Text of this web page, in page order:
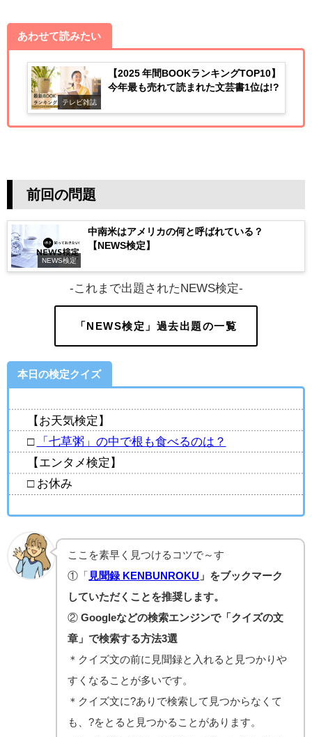
あわせて読みたい
テレビ雑誌
【2025 年間BOOKランキングTOP10】
今年最も売れて読まれた文芸書1位は!?
前回の問題
NEWS検定
中南米はアメリカの何と呼ばれている？
【NEWS検定】
-これまで出題されたNEWS検定-
「NEWS検定」過去出題の一覧
本日の検定クイズ
【お天気検定】
□
「七草粥」の中で根も食べるのは？
【エンタメ検定】
□ お休み
ここを素早く見つけるコツで～す
①「 見聞録 KENBUNROKU 」をブックマーク
していただくことを推奨します。
②Googleなどの検索エンジンで「クイズの文
章」で検索する方法3選
＊クイズ文の前に見聞録と入れると見つかりや
すくなることが多いです。
＊クイズ文に?ありで検索して見つからなくて
も、?をとると見つかることがあります。